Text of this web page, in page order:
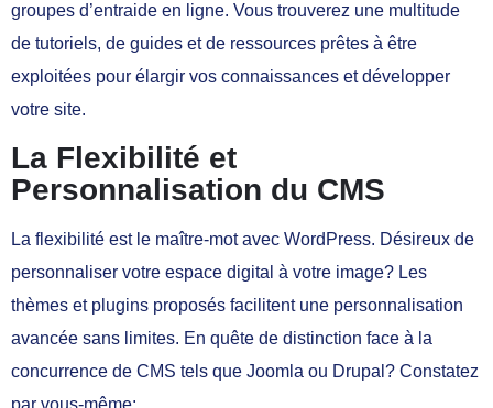
groupes d’entraide en ligne. Vous trouverez une multitude
de tutoriels, de guides et de ressources prêtes à être
exploitées pour élargir vos connaissances et développer
votre site.
La Flexibilité et
Personnalisation du CMS
La flexibilité est le maître-mot avec WordPress. Désireux de
personnaliser votre espace digital à votre image? Les
thèmes et plugins proposés facilitent une personnalisation
avancée sans limites. En quête de distinction face à la
concurrence de CMS tels que Joomla ou Drupal? Constatez